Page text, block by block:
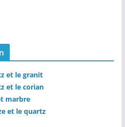
et le granit
et le corian
marbre
et le quartz